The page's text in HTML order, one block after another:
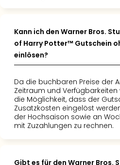
Kann ich den Warner Bros.
of Harry Potter™ Gutschein
einlösen?
Da die buchbaren Preise der
Zeitraum und
die Möglichkeit, dass der
Zusatzkosten eingelöst
der Hochsaison sowie an
mit Zuzahlungen zu rechnen.
Gibt es für den Warner Bros.